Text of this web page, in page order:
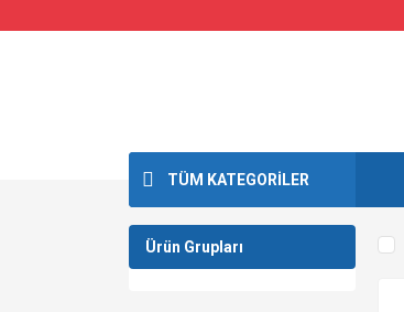
TÜM KATEGORİLER
Ürün Grupları